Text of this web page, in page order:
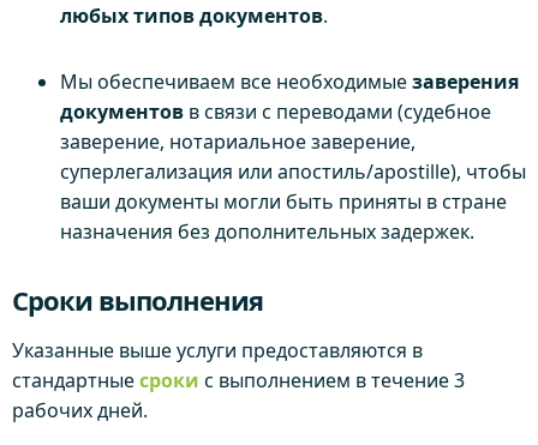
любых типов документов.
Мы обеспечиваем все необходимыезаверения
документов в связи с переводами (судебное
заверение, нотариальное заверение,
суперлегализация или апостиль/apostille), чтобы
ваши документы могли быть приняты в стране
назначения без дополнительных задержек.
Сроки выполнения
Указанные выше услуги предоставляются в
стандартныесроки с выполнением в течение 3
рабочих дней.